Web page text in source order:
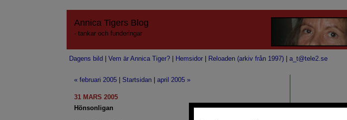
Annica Tigers Blog
- tankar och funderingar
Dagens bild |Vem är Annica Tiger? Hemsidor Reloaden (arkiv från 1997) |a_t@tele2.se
« februari 2005 Startsidan |april 2005 »
31 MARS 2005
Hönsonligan